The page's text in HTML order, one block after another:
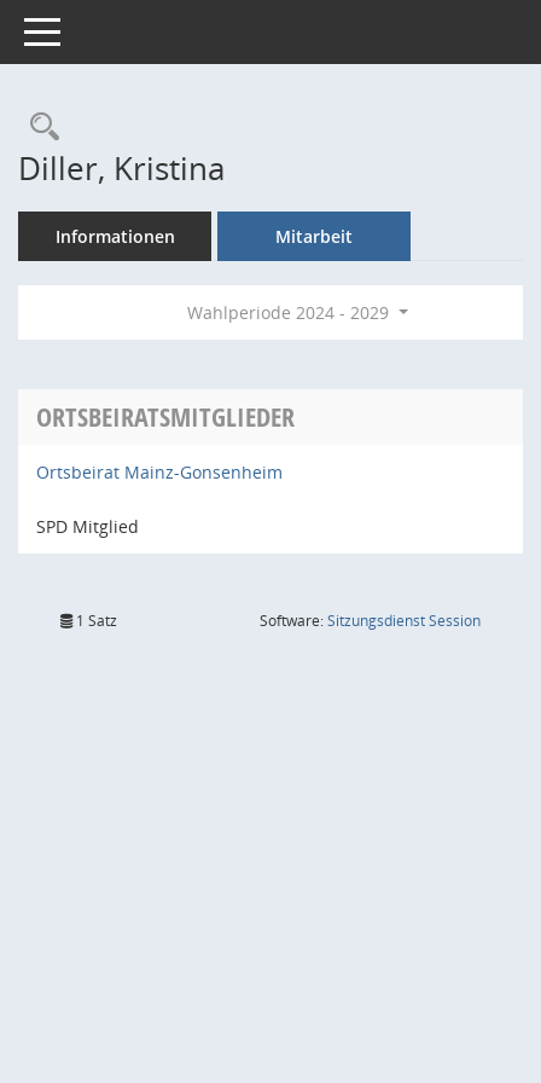
Toggle navigation
Rechercheauswahl
Diller, Kristina
Informationen Mitarbeit
Wahlperiode 2024 - 2029
ORTSBEIRATSMITGLIEDER
Ortsbeirat Mainz-Gonsenheim
SPD Mitglied
1 Satz Software:SitzungsdienstSession(Wird in